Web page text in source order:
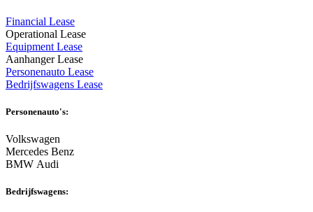
Financial Lease
Operational Lease
Equipment Lease
Aanhanger Lease
Personenauto Lease
Bedrijfswagens Lease
Personenauto's:
Volkswagen
Mercedes Benz
BMW Audi
Bedrijfswagens: